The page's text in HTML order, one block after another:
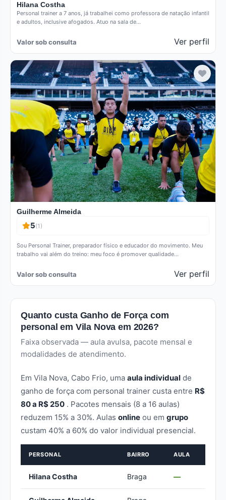
Hilana Costha
Personal trainer a 7 anos, já trabalhei como professora de natação infantil
e adultos, inclusive afogados. Atuo na sala de…
Valor sob consulta Ver perfil
Verificado
Guilherme Almeida
5(1)
Sou Personal Trainer, preparador físico e educador do movimento. Meu
trabalho vai além do treino: meu foco é promover qualidade…
Valor sob consulta Ver perfil
Quanto custa Ganho de Força com
personal em Vila Nova em 2026?
Faixa observada — aula avulsa, pacote mensal e
modalidades de atendimento.
Em Vila Nova, Cabo Frio, uma aula individual de
ganho de força com personal trainer custa entre R$
80 a R$ 250 . Pacotes mensais (8 a 16 aulas)
reduzem 15% a 30%. Aulas online ou em grupo
custam 40% a 60% do valor individual presencial.
PERSONAL BAIRRO AULA
Hilana Costha Braga —